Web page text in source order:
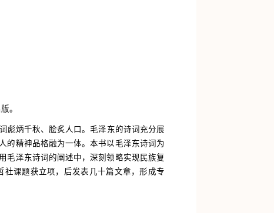
。
彪炳千秋、脍炙人口。毛泽东的诗词充分展
的精神品格融为一体。本书以毛泽东诗词为
毛泽东诗词的阐述中，深刻领略实现民族复
课题获立项，后发表几十篇文章，形成专